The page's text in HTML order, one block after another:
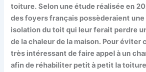
toiture. Selon une étude réalisée en
des foyers français possèderaient une
isolation du toit qui leur ferait perdre
de la chaleur de la maison. Pour éviter
très intéressant de faire appel à un
afin de réhabiliter petit à petit la